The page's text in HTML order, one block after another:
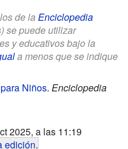
de la Enciclopedia
se puede utilizar
y educativos bajo la
a menos que se indique
Niños. Enciclopedia
2025, a las 11:19
edición.